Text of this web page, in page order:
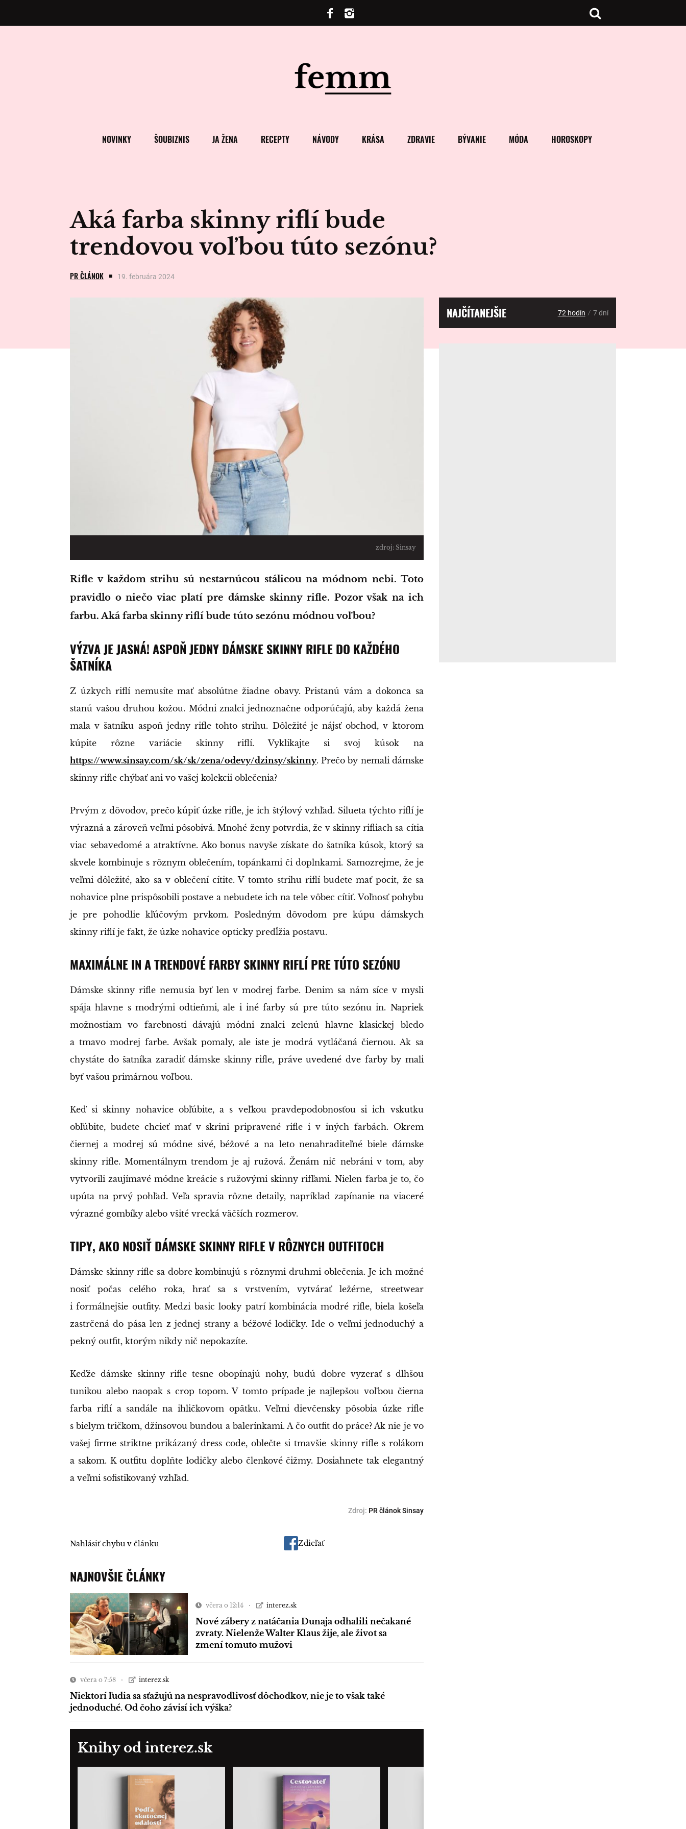
NOVINKY ŠOUBIZNIS JA ŽENA RECEPTY NÁVODY KRÁSA ZDRAVIE BÝVANIE MÓDA HOROSKOPY
Aká farba skinny riflí bude
trendovou voľbou túto sezónu?
PR ČLÁNOK 19. februára 2024
zdroj: Sinsay
Rifle v každom strihu sú nestarnúcou stálicou na módnom nebi. Toto
pravidlo o niečo viac platí pre dámske skinny rifle. Pozor však na ich
farbu. Aká farba skinny riflí bude túto sezónu módnou voľbou?
VÝZVA JE JASNÁ! ASPOŇ JEDNY DÁMSKE SKINNY RIFLE DO KAŽDÉHO
ŠATNÍKA
Z úzkych riflí nemusíte mať absolútne žiadne obavy. Pristanú vám a dokonca sa
stanú vašou druhou kožou. Módni znalci jednoznačne odporúčajú, aby každá žena
mala v šatníku aspoň jedny rifle tohto strihu. Dôležité je nájsť obchod, v ktorom
kúpite rôzne variácie skinny riflí. Vyklikajte si svoj kúsok na
https://www.sinsay.com/sk/sk/zena/odevy/dzinsy/skinny. Prečo by nemali dámske
skinny rifle chýbať ani vo vašej kolekcii oblečenia?
Prvým z dôvodov, prečo kúpiť úzke rifle, je ich štýlový vzhľad. Silueta týchto riflí je
výrazná a zároveň veľmi pôsobivá. Mnohé ženy potvrdia, že v skinny rifliach sa cítia
viac sebavedomé a atraktívne. Ako bonus navyše získate do šatníka kúsok, ktorý sa
skvele kombinuje s rôznym oblečením, topánkami či doplnkami. Samozrejme, že je
veľmi dôležité, ako sa v oblečení cítite. V tomto strihu riflí budete mať pocit, že sa
nohavice plne prispôsobili postave a nebudete ich na tele vôbec cítiť. Voľnosť pohybu
je pre pohodlie kľúčovým prvkom. Posledným dôvodom pre kúpu dámskych
skinny riflí je fakt, že úzke nohavice opticky predĺžia postavu.
MAXIMÁLNE IN A TRENDOVÉ FARBY SKINNY RIFLÍ PRE TÚTO SEZÓNU
Dámske skinny rifle nemusia byť len v modrej farbe. Denim sa nám síce v mysli
spája hlavne s modrými odtieňmi, ale i iné farby sú pre túto sezónu in. Napriek
možnostiam vo farebnosti dávajú módni znalci zelenú hlavne klasickej bledo
a tmavo modrej farbe. Avšak pomaly, ale iste je modrá vytláčaná čiernou. Ak sa
chystáte do šatníka zaradiť dámske skinny rifle, práve uvedené dve farby by mali
byť vašou primárnou voľbou.
Keď si skinny nohavice obľúbite, a s veľkou pravdepodobnosťou si ich vskutku
obľúbite, budete chcieť mať v skrini pripravené rifle i v iných farbách. Okrem
čiernej a modrej sú módne sivé, béžové a na leto nenahraditeľné biele dámske
skinny rifle. Momentálnym trendom je aj ružová. Ženám nič nebráni v tom, aby
vytvorili zaujímavé módne kreácie s ružovými skinny rifľami. Nielen farba je to, čo
upúta na prvý pohľad. Veľa spravia rôzne detaily, napríklad zapínanie na viaceré
výrazné gombíky alebo všité vrecká väčších rozmerov.
TIPY, AKO NOSIŤ DÁMSKE SKINNY RIFLE V RÔZNYCH OUTFITOCH
Dámske skinny rifle sa dobre kombinujú s rôznymi druhmi oblečenia. Je ich možné
nosiť počas celého roka, hrať sa s vrstvením, vytvárať ležérne, streetwear
i formálnejšie outfity. Medzi basic looky patrí kombinácia modré rifle, biela košeľa
zastrčená do pása len z jednej strany a béžové lodičky. Ide o veľmi jednoduchý a
pekný outfit, ktorým nikdy nič nepokazíte.
Keďže dámske skinny rifle tesne obopínajú nohy, budú dobre vyzerať s dlhšou
tunikou alebo naopak s crop topom. V tomto prípade je najlepšou voľbou čierna
farba riflí a sandále na ihličkovom opätku. Veľmi dievčensky pôsobia úzke rifle
s bielym tričkom, džínsovou bundou a balerínkami. A čo outfit do práce? Ak nie je vo
vašej firme striktne prikázaný dress code, oblečte si tmavšie skinny rifle s rolákom
a sakom. K outfitu doplňte lodičky alebo členkové čižmy. Dosiahnete tak elegantný
a veľmi sofistikovaný vzhľad.
PR článok Sinsay
Nahlásiť chybu v článku Zdieľať
NAJNOVŠIE ČLÁNKY
včera o 12:14 interez.sk
Nové zábery z natáčania Dunaja odhalili nečakané
zvraty. Nielenže Walter Klaus žije, ale život sa
zmení tomuto mužovi
včera o 7:58 interez.sk
Niektorí ľudia sa sťažujú na nespravodlivosť dôchodkov, nie je to však také
jednoduché. Od čoho závisí ich výška?
Knihy od interez.sk
NAJČÍTANEJŠIE 72 hodín / 7 dní